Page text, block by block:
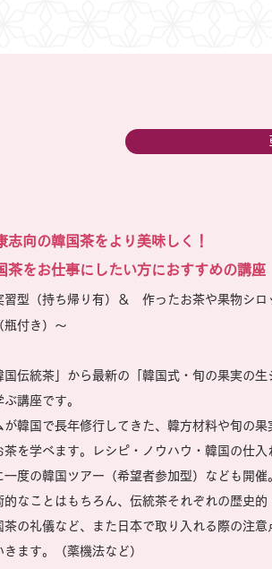
志向の韓国茶をより美味しく！
茶をお仕事にしたい方におすすめの講座
習型（持ち帰り有）＆ 作ったお茶や果物シロ
瓶付き）～
国伝統茶」から最新の「韓国式・旬の果実の生
ぶ講座です。
が韓国で長年修行してきた、韓方材料や旬の果
茶を学べます。レシピ・ノウハウ・韓国の仕入
一度の韓国ツアー（希望者参加型）なども開催
的なことはもちろん、伝統茶それぞれの歴史的
茶の礼儀など、また日本で取り入れる際の注意
きます。（薬機法など）